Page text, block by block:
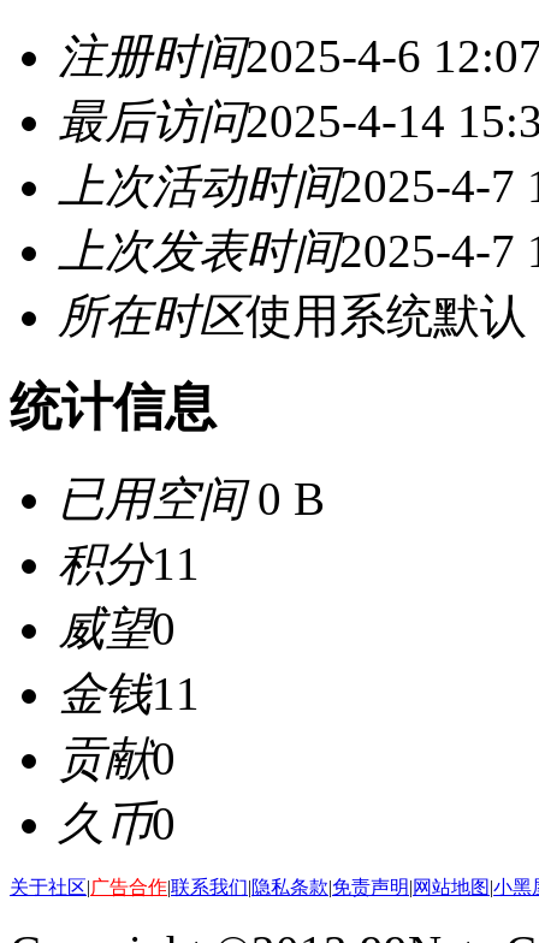
注册时间2025-4-6
最后访问2025-4-14
上次活动时间2025-4-7
上次发表时间2025-4-7
所在时区使用系统默认
统计信息
已用空间0 B
积分11
威望0
金钱11
贡献0
久币0
关于社区|广告合作|联系我们|隐私条款|免责声明|网站地图|小黑